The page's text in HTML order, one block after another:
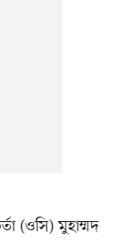
(ওসি) মুহাম্মদ